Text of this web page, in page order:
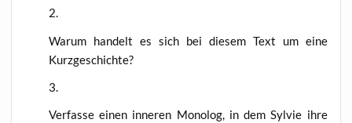
War­um han­delt es sich bei die­sem Text um eine
Kurzgeschichte?
Ver­fas­se einen inne­ren Mono­log, in dem Syl­vie ihre